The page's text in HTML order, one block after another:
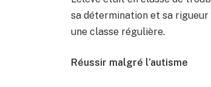
sa détermination et sa
une classe régulière.
Réussir malgré l’autisme